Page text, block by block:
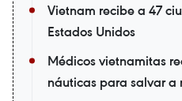
Vietnam recibe a 47
Estados Unidos
Médicos vietnamitas
náuticas para salvar a